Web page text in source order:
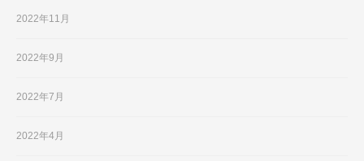
2022年11月
2022年9月
2022年7月
2022年4月